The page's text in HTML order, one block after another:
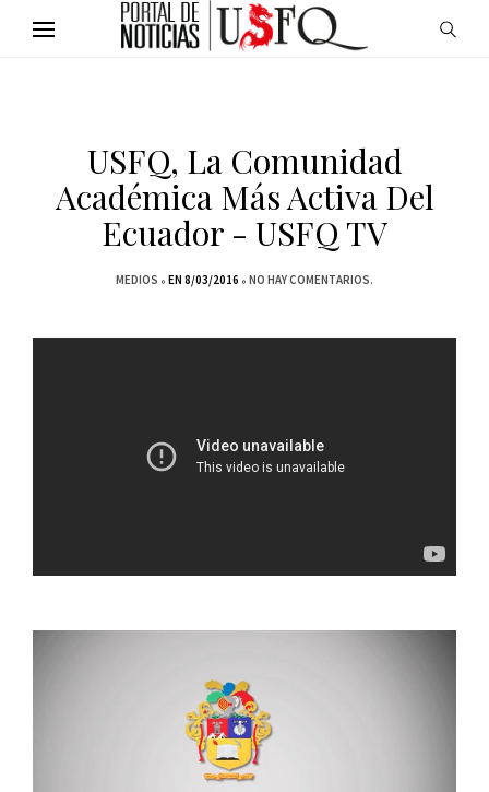
USFQ, La Comunidad
Académica Más Activa Del
Ecuador - USFQ TV
MEDIOS EN 8/03/2016 NO HAY COMENTARIOS.